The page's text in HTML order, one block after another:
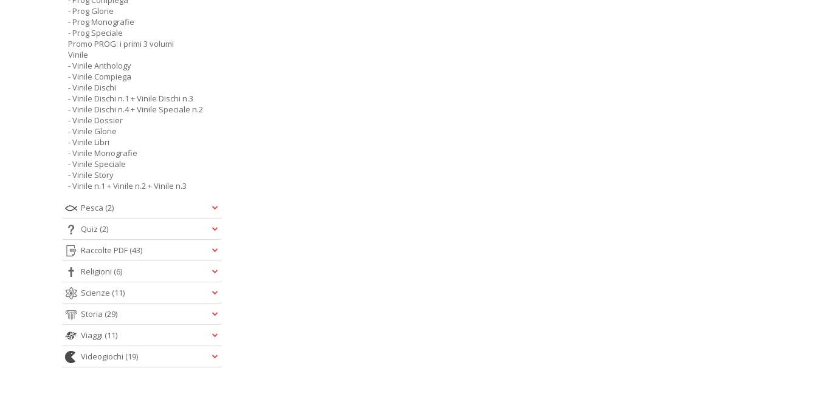
- Prog Glorie
- Prog Monografie
- Prog Speciale
Promo PROG: i primi 3 volumi
Vinile
- Vinile Anthology
- Vinile Compiega
- Vinile Dischi
- Vinile Dischi n.1 + Vinile Dischi n.3
- Vinile Dischi n.4 + Vinile Speciale n.2
- Vinile Dossier
- Vinile Glorie
- Vinile Libri
- Vinile Monografie
- Vinile Speciale
- Vinile Story
- Vinile n.1 + Vinile n.2 + Vinile n.3
Pesca (2)
Quiz (2)
Raccolte PDF (43)
Religioni (6)
Scienze (11)
Storia (29)
Viaggi (11)
Videogiochi (19)